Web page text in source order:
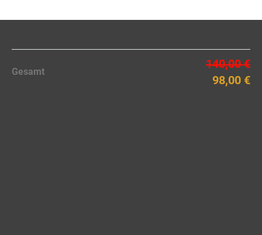
Gesamt
140,00 €
98,00 €